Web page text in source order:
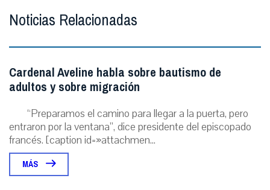
Noticias Relacionadas
Cardenal Aveline habla sobre bautismo de
adultos y sobre migración
“Preparamos el camino para llegar a la puerta, pero
entraron por la ventana”, dice presidente del episcopado
francés. [caption id=»attachmen...
MÁS